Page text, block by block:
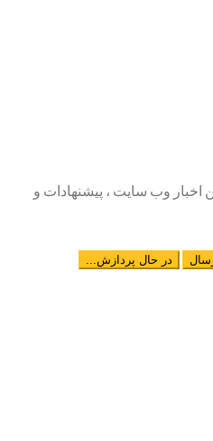
اخبار وب سایت ، پیشنهادات و